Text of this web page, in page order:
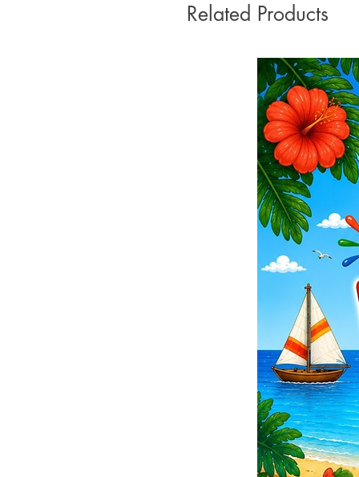
Related Products